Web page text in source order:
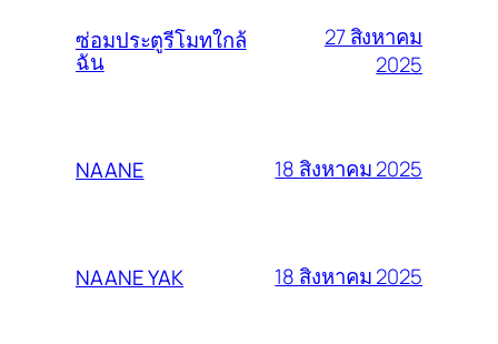
ซ่อมประตูรีโมทใกล้
ฉัน
27 สิงหาคม
2025
NAANE 18 สิงหาคม 2025
NAANE YAK 18 สิงหาคม 2025